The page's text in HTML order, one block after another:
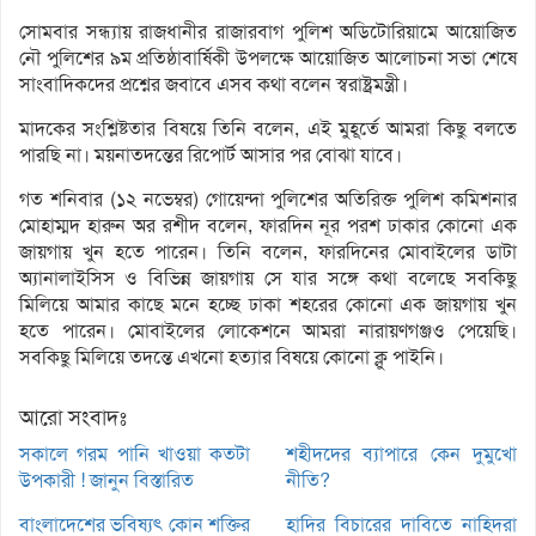
সোমবার সন্ধ্যায় রাজধানীর রাজারবাগ পুলিশ অডিটোরিয়ামে আয়োজিত
নৌ পুলিশের ৯ম প্রতিষ্ঠাবার্ষিকী উপলক্ষে আয়োজিত আলোচনা সভা শেষে
সাংবাদিকদের প্রশ্নের জবাবে এসব কথা বলেন স্বরাষ্ট্রমন্ত্রী।
মাদকের সংশ্লিষ্টতার বিষয়ে তিনি বলেন, এই মুহূর্তে আমরা কিছু বলতে
পারছি না। ময়নাতদন্তের রিপোর্ট আসার পর বোঝা যাবে।
গত শনিবার (১২ নভেম্বর) গোয়েন্দা পুলিশের অতিরিক্ত পুলিশ কমিশনার
মোহাম্মদ হারুন অর রশীদ বলেন, ফারদিন নূর পরশ ঢাকার কোনো এক
জায়গায় খুন হতে পারেন। তিনি বলেন, ফারদিনের মোবাইলের ডাটা
অ্যানালাইসিস ও বিভিন্ন জায়গায় সে যার সঙ্গে কথা বলেছে সবকিছু
মিলিয়ে আমার কাছে মনে হচ্ছে ঢাকা শহরের কোনো এক জায়গায় খুন
হতে পারেন। মোবাইলের লোকেশনে আমরা নারায়ণগঞ্জও পেয়েছি।
সবকিছু মিলিয়ে তদন্তে এখনো হত্যার বিষয়ে কোনো ক্লু পাইনি।
আরো সংবাদঃ
সকালে গরম পানি খাওয়া কতটা
উপকারী ! জানুন বিস্তারিত
শহীদদের ব্যাপারে কেন দুমুখো
নীতি?
বাংলাদেশের ভবিষ্যৎ কোন শক্তির
হাদির বিচারের দাবিতে নাহিদরা